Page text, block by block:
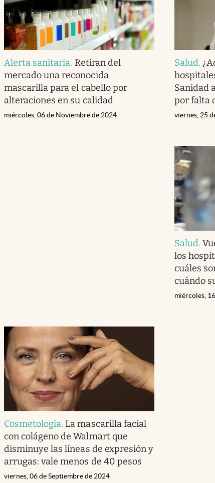
Alerta sanitaria. Retiran del
mercado una reconocida
mascarilla para el cabello por
alteraciones en su calidad
miércoles, 06 de Noviembre de 2024
Salud.
Sanidad
por falta
viernes, 25
Salud.
los
cuáles
cuándo
miércoles,
Cosmetología. La mascarilla facial
con colágeno de Walmart que
disminuye las líneas de expresión y
arrugas: vale menos de 40 pesos
viernes, 06 de Septiembre de 2024